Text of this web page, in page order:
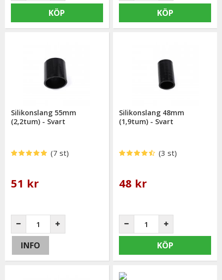
KÖP KÖP
Silikonslang 55mm
(2,2tum) - Svart
(7 st)
51 kr
INFO
Silikonslang 48mm
(1,9tum) - Svart
(3 st)
48 kr
KÖP